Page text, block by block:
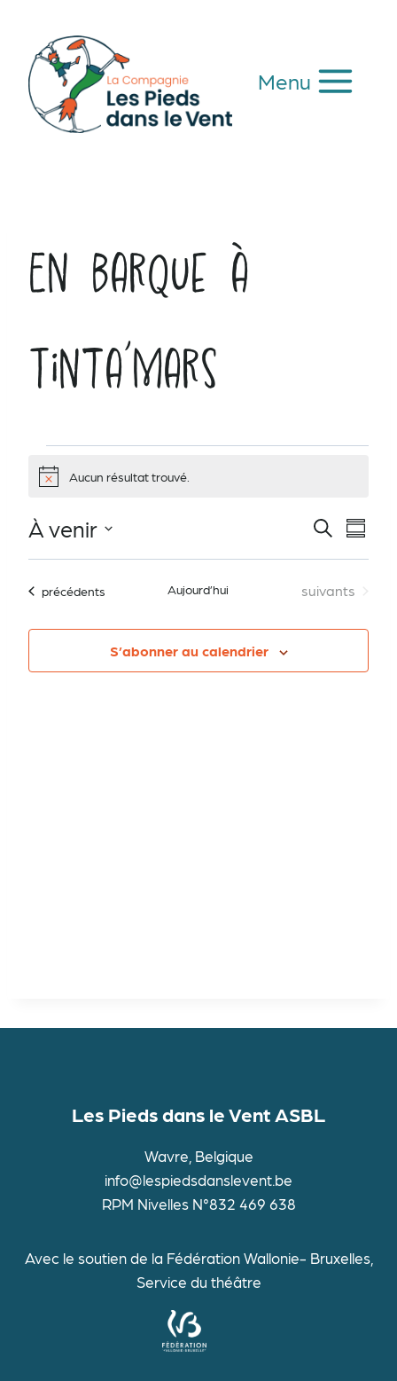
contenu
Menu
En barque à
Tinta’mars
Évènements
NoticeAucun résultat trouvé.
Recherche
À venir
Sélectionnez
date
Évènements
précédents Aujourd’hui Évènements
suivants
S’abonner au calendrier
Les Pieds dans le Vent ASBL
Wavre, Belgique
info@lespiedsdanslevent.be
RPM Nivelles N°832 469 638
Avec le soutien de la Fédération Wallonie- Bruxelles,
Service du théâtre